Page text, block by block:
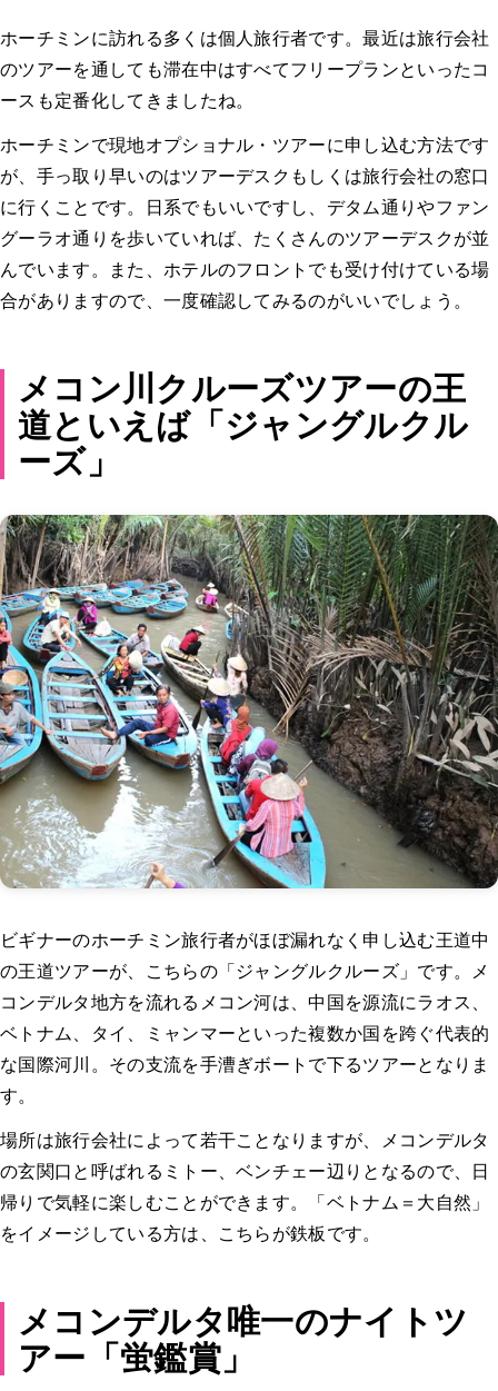
ホーチミンに訪れる多くは個人旅行者です。最近は旅行会社
のツアーを通しても滞在中はすべてフリープランといったコ
ースも定番化してきましたね。
ホーチミンで現地オプショナル・ツアーに申し込む方法です
が、手っ取り早いのはツアーデスクもしくは旅行会社の窓口
に行くことです。日系でもいいですし、デタム通りやファン
グーラオ通りを歩いていれば、たくさんのツアーデスクが並
んでいます。また、ホテルのフロントでも受け付けている場
合がありますので、一度確認してみるのがいいでしょう。
メコン川クルーズツアーの王
道といえば「ジャングルクル
ーズ」
ビギナーのホーチミン旅行者がほぼ漏れなく申し込む王道中
の王道ツアーが、こちらの「ジャングルクルーズ」です。メ
コンデルタ地方を流れるメコン河は、中国を源流にラオス、
ベトナム、タイ、ミャンマーといった複数か国を跨ぐ代表的
な国際河川。その支流を手漕ぎボートで下るツアーとなりま
す。
場所は旅行会社によって若干ことなりますが、メコンデルタ
の玄関口と呼ばれるミトー、ベンチェー辺りとなるので、日
帰りで気軽に楽しむことができます。「ベトナム＝大自然」
をイメージしている方は、こちらが鉄板です。
メコンデルタ唯一のナイトツ
アー「蛍鑑賞」